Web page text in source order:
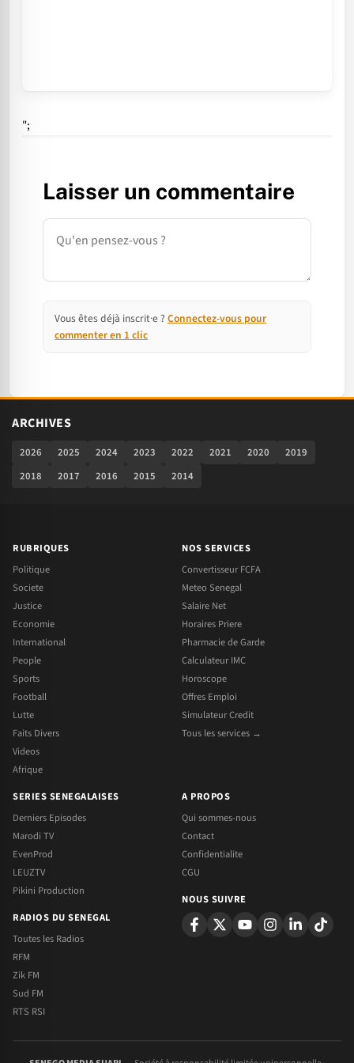
";
Laisser un commentaire
Commentaire
Vous êtes déjà inscrit·e ? Connectez-vous pour
commenter en 1 clic
ARCHIVES
2026 2025 2024 2023 2022 2021 2020
2019
2018
2017 2016 2015 2014
RUBRIQUES
Politique
Societe
Justice
Economie
International
People
Sports
Football
Lutte
Faits Divers
Videos
Afrique
NOS SERVICES
Convertisseur FCFA
Meteo Senegal
Salaire Net
Horaires Priere
Pharmacie de Garde
Calculateur IMC
Horoscope
Offres Emploi
Simulateur Credit
Tous les services →
SERIES SENEGALAISES
Derniers Episodes
Marodi TV
EvenProd
LEUZTV
Pikini Production
RADIOS DU SENEGAL
Toutes les Radios
RFM
Zik FM
Sud FM
RTS RSI
A PROPOS
Qui sommes-nous
Contact
Confidentialite
CGU
NOUS SUIVRE